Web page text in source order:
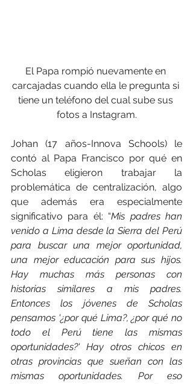
El Papa rompió nuevamente en
carcajadas cuando ella le pregunta si
tiene un teléfono del cual sube sus
fotos a Instagram.
Johan (17 años-Innova Schools) le
contó al Papa Francisco por qué en
Scholas eligieron trabajar la
problemática de centralización, algo
que además era especialmente
significativo para él: “Mis padres han
venido a Lima desde la Sierra del Perú
para buscar una mejor oportunidad,
una mejor educación para sus hijos.
Hay muchas más personas con
historias similares a mis padres.
Entonces los jóvenes de Scholas
pensamos '¿por qué Lima?, ¿por qué no
todo el Perú tiene las mismas
oportunidades?' Hay otros chicos en
otras provincias que sueñan con las
mismas oportunidades. Por eso